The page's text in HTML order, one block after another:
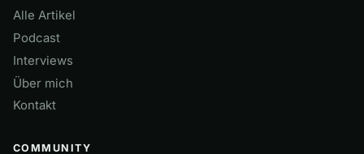
Alle Artikel
Podcast
Interviews
Über mich
Kontakt
COMMUNITY